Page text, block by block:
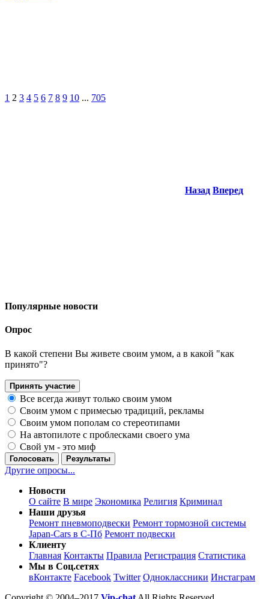
1 2 3 4 5 6 7 8 9 10 ... 705
Назад Вперед
Популярные новости
Опрос
В какой степени Вы живете своим умом, а в какой "как
принято"?
Принять участие
Все всегда живут только своим умом
Своим умом с примесью традиций, рекламы
Своим умом пополам со стереотипами
На автопилоте с проблесками своего ума
Свой ум - это миф
Голосовать Результаты
Другие опросы...
Новости
О сайте В мире Экономика Религия Криминал
Наши друзья
Ремонт пневмоподвески Ремонт тормозной системы
Japan-Cars в С-Пб Ремонт подвески
Клиенту
Главная Контакты Правила Регистрация Статистика
Мы в Соц.сетях
вКонтакте Facebook Twitter Одноклассники Инстаграм